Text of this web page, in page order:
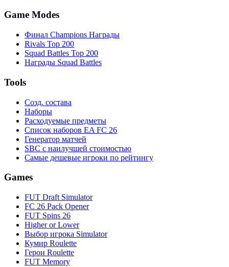
Game Modes
Финал Champions Награды
Rivals Top 200
Squad Battles Top 200
Награды Squad Battles
Tools
Созд. состава
Наборы
Расходуемые предметы
Список наборов EA FC 26
Генератор матчей
SBC с наилучшей стоимостью
Самые дешевые игроки по рейтингу
Games
FUT Draft Simulator
FC 26 Pack Opener
FUT Spins 26
Higher or Lower
Выбор игрока Simulator
Кумир Roulette
Герои Roulette
FUT Memory